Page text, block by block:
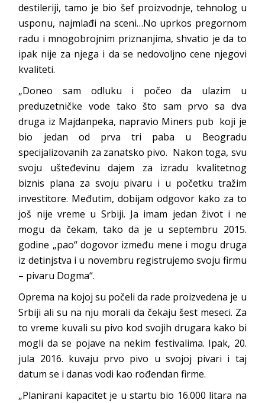
destileriji, tamo je bio šef proizvodnje, tehnolog u
usponu, najmlađi na sceni…No uprkos pregornom
radu i mnogobrojnim priznanjima, shvatio je da to
ipak nije za njega i da se nedovoljno cene njegovi
kvaliteti.
„Doneo sam odluku i počeo da ulazim u
preduzetničke vode tako što sam prvo sa dva
druga iz Majdanpeka, napravio Miners pub koji je
bio jedan od prva tri paba u Beogradu
specijalizovanih za zanatsko pivo. Nakon toga, svu
svoju ušteđevinu dajem za izradu kvalitetnog
biznis plana za svoju pivaru i u početku tražim
investitore. Međutim, dobijam odgovor kako za to
još nije vreme u Srbiji. Ja imam jedan život i ne
mogu da čekam, tako da je u septembru 2015.
godine „pao“ dogovor između mene i mogu druga
iz detinjstva i u novembru registrujemo svoju firmu
– pivaru Dogma“.
Oprema na kojoj su počeli da rade proizvedena je u
Srbiji ali su na nju morali da čekaju šest meseci. Za
to vreme kuvali su pivo kod svojih drugara kako bi
mogli da se pojave na nekim festivalima. Ipak, 20.
jula 2016. kuvaju prvo pivo u svojoj pivari i taj
datum se i danas vodi kao rođendan firme.
„Planirani kapacitet je u startu bio 16.000 litara na